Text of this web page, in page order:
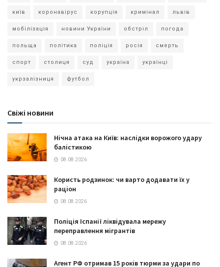
київ коронавірус корупція кримінал львів
мобілізація новини України обстріл погода
польща політика поліція росія смерть
спорт столиця суд україна українці
укрзалізниця футбол
Свіжі новини
Нічна атака на Київ: наслідки ворожого удару
балістикою
08.08.2026
Користь родзинок: чи варто додавати їх у
раціон
08.08.2026
Поліція Іспанії ліквідувала мережу
переправлення мігрантів
08.08.2026
Агент РФ отримав 15 років тюрми за удари по